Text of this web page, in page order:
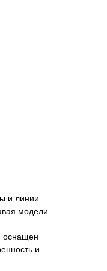
и линии
модели
оснащен
и